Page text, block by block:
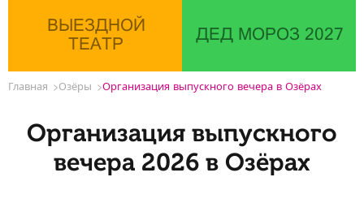
ВЫЕЗДНОЙ
ТЕАТР
ДЕД МОРОЗ 2027
Главная Озёры Организация выпускного вечера в Озёрах
Организация выпускного
вечера 2026 в Озёрах